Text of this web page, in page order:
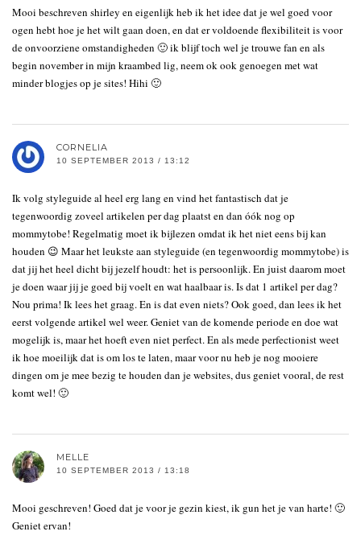
Mooi beschreven shirley en eigenlijk heb ik het idee dat je wel goed voor
ogen hebt hoe je het wilt gaan doen, en dat er voldoende flexibiliteit is voor
de onvoorziene omstandigheden 🙂 ik blijf toch wel je trouwe fan en als
begin november in mijn kraambed lig, neem ok ook genoegen met wat
minder blogjes op je sites! Hihi 🙂
CORNELIA
10 SEPTEMBER 2013 / 13:12
Ik volg styleguide al heel erg lang en vind het fantastisch dat je
tegenwoordig zoveel artikelen per dag plaatst en dan óók nog op
mommytobe! Regelmatig moet ik bijlezen omdat ik het niet eens bij kan
houden 😉 Maar het leukste aan styleguide (en tegenwoordig mommytobe) is
dat jij het heel dicht bij jezelf houdt: het is persoonlijk. En juist daarom moet
je doen waar jij je goed bij voelt en wat haalbaar is. Is dat 1 artikel per dag?
Nou prima! Ik lees het graag. En is dat even niets? Ook goed, dan lees ik het
eerst volgende artikel wel weer. Geniet van de komende periode en doe wat
mogelijk is, maar het hoeft even niet perfect. En als mede perfectionist weet
ik hoe moeilijk dat is om los te laten, maar voor nu heb je nog mooiere
dingen om je mee bezig te houden dan je websites, dus geniet vooral, de rest
komt wel! 🙂
MELLE
10 SEPTEMBER 2013 / 13:18
Mooi geschreven! Goed dat je voor je gezin kiest, ik gun het je van harte! 🙂
Geniet ervan!